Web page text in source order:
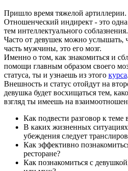
Пришло время тяжелой артиллерии.
Отношенческий индирект - это
тем интеллектуального соблазнения.
Часто от девушек можно услышать,
часть мужчины, это его мозг.
Именно о том, как знакомиться и
помощи главным образом своего
статуса, ты и узнаешь из этого курса.
Внешность и статус отойдут на
девушка будет восхищаться тем,
взгляд ты имеешь на
Как подвести разговор к
В каких жизненных
убеждения следует
Как эффективно
ресторане?
Как познакомиться с